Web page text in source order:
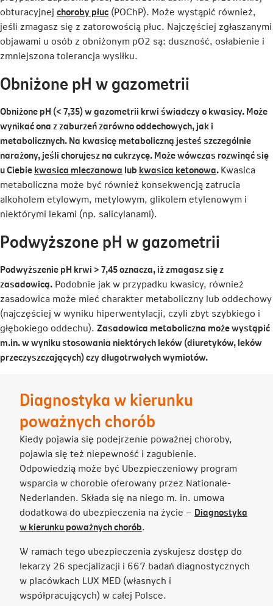
obturacyjnej choroby płucLink
otwiera
się
w
karcie
(POChP). Może wystąpić również,
jeśli zmagasz się z zatorowością płuc. Najczęściej zgłaszanymi
objawami u osób z obniżonym pO2 są: duszność, osłabienie i
zmniejszona tolerancja wysiłku.
Obniżone pH w gazometrii
Obniżone pH (< 7,35) w gazometrii krwi świadczy o kwasicy. Może
wynikać ona z zaburzeń zarówno oddechowych, jak i
metabolicznych. Na kwasicę metaboliczną jesteś szczególnie
narażony, jeśli chorujesz na cukrzycę. Może wówczas rozwinąć się
u Ciebiekwasica mleczanowa Link
otwiera
się
w
karcie
lub kwasica ketonowaLink
otwiera
się
karcie
.Kwasica
metaboliczna może być również konsekwencją zatrucia
alkoholem etylowym, metylowym, glikolem etylenowym i
niektórymi lekami (np. salicylanami).
Podwyższone pH w gazometrii
Podwyższenie pH krwi > 7,45 oznacza, iż zmagasz się z
zasadowicą. Podobnie jak w przypadku kwasicy, również
zasadowica może mieć charakter metaboliczny lub oddechowy
(najczęściej w wyniku hiperwentylacji, czyli zbyt szybkiego i
głębokiego oddechu). Zasadowica metaboliczna może wystąpić
m.in. w wyniku stosowania niektórych leków (diuretyków, leków
przeczyszczających) czy długotrwałych wymiotów.
Diagnostyka w kierunku
poważnych chorób
Kiedy pojawia się podejrzenie poważnej choroby,
pojawia się też niepewność i zagubienie.
Odpowiedzią może być Ubezpieczeniowy program
wsparcia w chorobie oferowany przez Nationale-
Nederlanden. Składa się na niego m. in. umowa
dodatkowa do ubezpieczenia na życie – Diagnostyka
w kierunku poważnych chorób
się
w
nowej
karcie
.
W ramach tego ubezpieczenia zyskujesz dostęp do
lekarzy 26 specjalizacji i 667 badań diagnostycznych
w placówkach LUX MED (własnych i
współpracujących) w całej Polsce.